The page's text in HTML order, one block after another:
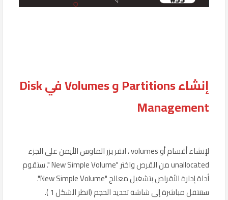
إنشاء Partitions و Volumes في Disk
Management
لإنشاء أقسام أو volumes ، انقر بزر الماوس الأيمن على الجزء
unallocated من القرص واختر "New Simple Volume ". ستقوم
أداة إدارة الأقراص بتشغيل معالج "New Simple Volume".
ستنتقل مباشرة إلى شاشة تحديد الحجم (انظر الشكل 1 ).